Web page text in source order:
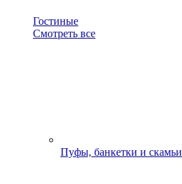
Гостиные
Смотреть все
Пуфы, банкетки и скамьи